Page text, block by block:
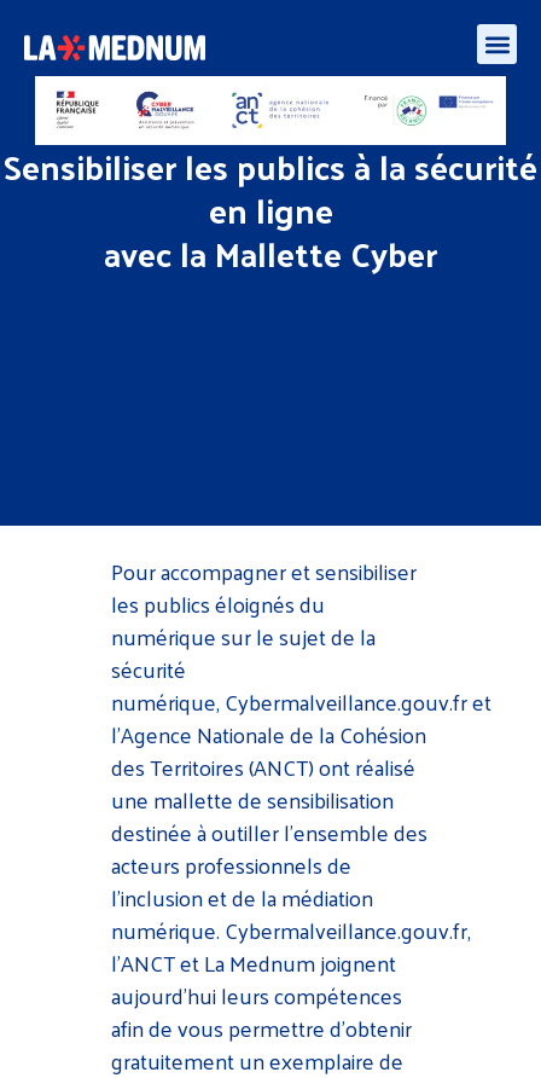
Sensibiliser les publics à la sécurité
en ligne
avec la Mallette Cyber
Pour accompagner et sensibiliser
les publics éloignés du
numérique sur le sujet de la
sécurité
numérique,Cybermalveillance.gouv.fret
l’Agence Nationale de la Cohésion
des Territoires (ANCT) ont réalisé
une mallette de sensibilisation
destinée à outiller l’ensemble des
acteurs professionnels de
l’inclusion et de la médiation
numérique.Cybermalveillance.gouv.fr,
l’ANCT et La Mednum joignent
aujourd’hui leurs compétences
afin de vous permettre d’obtenir
gratuitement un exemplaire de